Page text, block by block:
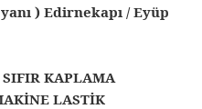
) Edirnekapı / Eyüp
KAPLAMA
LASTİK